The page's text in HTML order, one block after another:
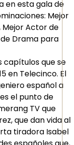
en esta gala de
Mejor
Mejor Actor de
Drama para
capítulos que se
en Telecinco. El
español a
el punto de
TV que
que dan vida al
tiradora Isabel